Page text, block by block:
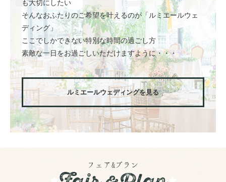
も大切にしたい
そんなおふたりのご希望を叶えるのが「ルミエールウェ
ディング」
ここでしかできない特別な時間の過ごし方
素敵な一日をお過ごしいただけますように・・・
ルミエールウェディングを見る
フェア&プラン